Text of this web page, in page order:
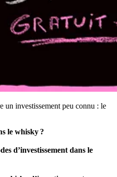
un investissement peu connu : le
le whisky ?
d’investissement dans le